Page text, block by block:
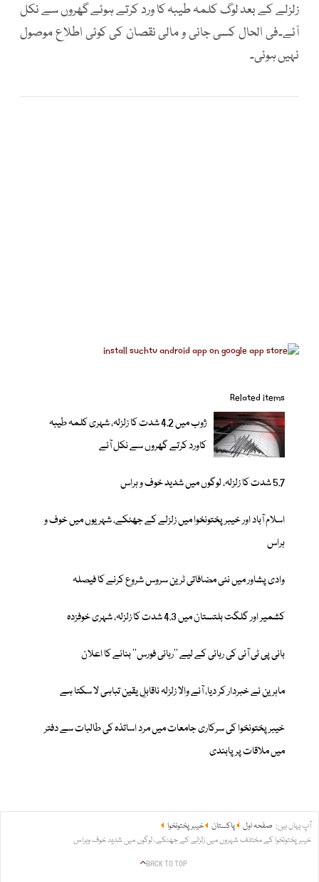
زلزلے کے بعد لوگ کلمہ طیبہ کا ورد کرتے ہوئے گھروں سے نکل
آئے۔فی الحال کسی جانی و مالی نقصان کی کوئی اطلاع موصول
نہیں ہوئی۔
Related items
ژوب میں 4.2 شدت کا زلزلہ، شہری کلمہ طیبہ
کاورد کرتے گھروں سے نکل آئے
5.7 شدت کا زلزلہ، لوگوں میں شدید خوف و ہراس
اسلام آباد اور خیبرپختونخوا میں زلزلے کے جھٹکے، شہریوں میں خوف و
ہراس
وادی پشاور میں نئی مضافاتی ٹرین سروس شروع کرنے کا فیصلہ
کشمیر اور گلگت بلتستان میں 4.3 شدت کا زلزلہ، شہری خوفزدہ
بانی پی ٹی آئی کی رہائی کے لیے ’’رہائی فورس‘‘ بنانے کا اعلان
ماہرین نے خبردار کر دیا، آنے والا زلزلہ ناقابلِ یقین تباہی لا سکتا ہے
خیبرپختونخوا کی سرکاری جامعات میں مرد اساتذہ کی طالبات سے دفتر
میں ملاقات پر پابندی
آپ یہاں ہیں: صفحہ اول پاکستان
خیبر پختونخوا
خیبرپختونخوا کے مختلف شہروں میں زلزلے کے جھٹکے، لوگوں میں شدید خوف وہراس
BACK TO TOP